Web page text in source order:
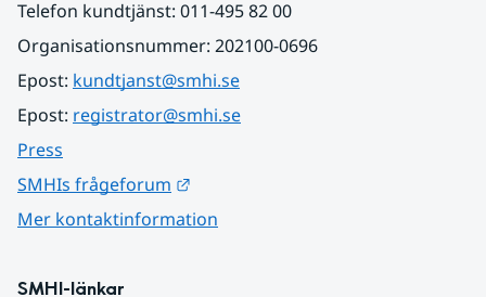
Telefon kundtjänst: 011-495 82 00
Organisationsnummer: 202100-0696
Epost: kundtjanst@smhi.se
Epost: registrator@smhi.se
Press
SMHIs frågeforum
Mer kontaktinformation
SMHI-länkar